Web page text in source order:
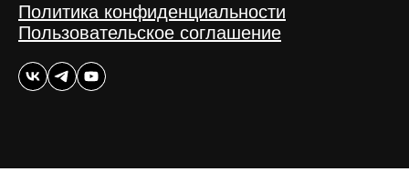
Политика конфиденциальности
Пользовательское соглашение